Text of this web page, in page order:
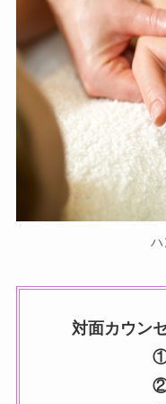
ハ
対面カウ
①
②